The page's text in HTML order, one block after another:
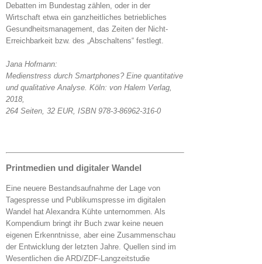
Debatten im Bundestag zählen, oder in der
Wirtschaft etwa ein ganzheitliches betriebliches
Gesundheitsmanagement, das Zeiten der Nicht-
Erreichbarkeit bzw. des „Abschaltens“ festlegt.
Jana Hofmann:
Medienstress durch Smartphones? Eine quantitative
und qualitative Analyse. Köln: von Halem Verlag,
2018,
264 Seiten, 32 EUR, ISBN 978-3-86962-316-0
Printmedien und digitaler Wandel
Eine neuere Bestandsaufnahme der Lage von
Tagespresse und Publikumspresse im digitalen
Wandel hat Alexandra Kühte unternommen. Als
Kompendium bringt ihr Buch zwar keine neuen
eigenen Erkenntnisse, aber eine Zusammenschau
der Entwicklung der letzten Jahre. Quellen sind im
Wesentlichen die ARD/ZDF-Langzeitstudie